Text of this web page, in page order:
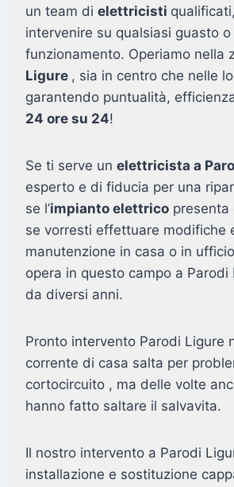
un team di elettricisti
intervenire su qualsiasi guasto o
funzionamento. Operiamo nella
Ligure , sia in centro che nelle
garantendo puntualità,
24 ore su 24!
Se ti serve un elettricista a
esperto e di fiducia per una
se l’impianto elettrico presenta
se vorresti effettuare modifiche
manutenzione in casa o in
opera in questo campo a Parodi
da diversi anni.
Pronto intervento Parodi Ligure
corrente di casa salta per
cortocircuito , ma delle volte
hanno fatto saltare il salvavita.
Il nostro intervento a Parodi
installazione e sostituzione